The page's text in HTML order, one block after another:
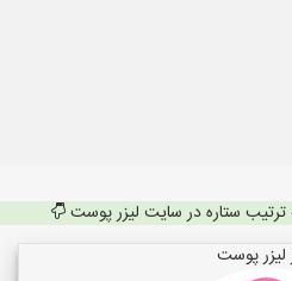
ستاره در سایت لیزر پوست
لیزر پوست